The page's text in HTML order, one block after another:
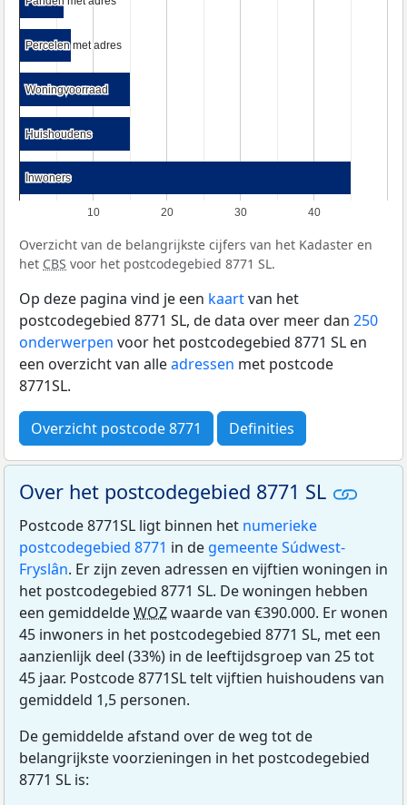
10 20 30 40
Percelen met adres
Percelen met adres
Woningvoorraad
Woningvoorraad
Huishoudens
Huishoudens
Inwoners
Inwoners
Overzicht van de belangrijkste cijfers van het Kadaster en
het CBS voor het postcodegebied 8771 SL.
Op deze pagina vind je een kaartvan het
postcodegebied 8771 SL, de data over meer dan 250
onderwerpen voor het postcodegebied 8771 SL en
een overzicht van alleadressen met postcode
8771SL.
Overzicht postcode 8771 Definities
Over het postcodegebied 8771 SL
Postcode 8771SL ligt binnen het numerieke
postcodegebied 8771 in de gemeente Súdwest-
Fryslân. Er zijn zeven adressen en vijftien woningen in
het postcodegebied 8771 SL. De woningen hebben
een gemiddeldeWOZwaarde van €390.000. Er wonen
45 inwoners in het postcodegebied 8771 SL, met een
aanzienlijk deel (33%) in de leeftijdsgroep van 25 tot
45 jaar. Postcode 8771SL telt vijftien huishoudens van
gemiddeld 1,5 personen.
De gemiddelde afstand over de weg tot de
belangrijkste voorzieningen in het postcodegebied
8771 SL is: